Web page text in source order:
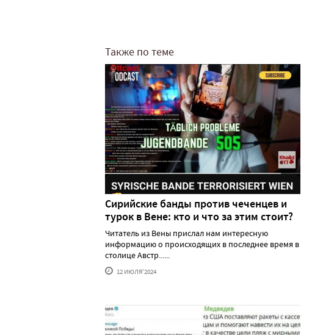
Также по теме
Сирийские банды против чеченцев и
турок в Вене: кто и что за этим стоит?
Читатель из Вены прислал нам интересную
информацию о происходящих в последнее время в
столице Австр......
12 ИЮЛЯ'2024